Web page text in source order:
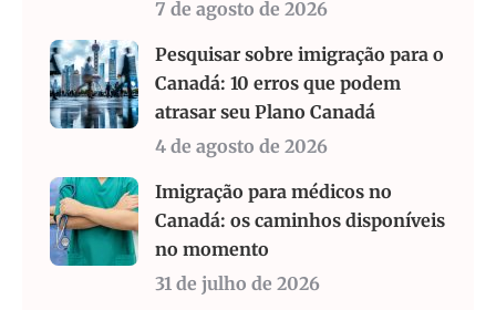
7 de agosto de 2026
Pesquisar sobre imigração para o
Canadá: 10 erros que podem
atrasar seu Plano Canadá
4 de agosto de 2026
Imigração para médicos no
Canadá: os caminhos disponíveis
no momento
31 de julho de 2026